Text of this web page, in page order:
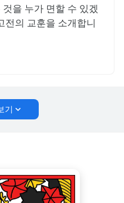
을 누가 면할 수 있겠
전의 교훈을 소개합니
기